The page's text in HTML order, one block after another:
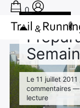
Le 11 juillet
commentaires
lecture
Expérience
0
Conseils
Récits de course
Tests